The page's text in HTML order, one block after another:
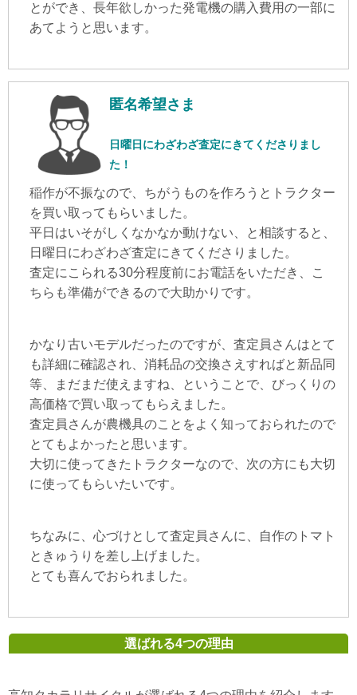
とができ、長年欲しかった発電機の購入費用の一部に
あてようと思います。
匿名希望さま
日曜日にわざわざ査定にきてくださりまし
た！
稲作が不振なので、ちがうものを作ろうとトラクター
を買い取ってもらいました。
平日はいそがしくなかなか動けない、と相談すると、
日曜日にわざわざ査定にきてくださりました。
査定にこられる30分程度前にお電話をいただき、こ
ちらも準備ができるので大助かりです。
かなり古いモデルだったのですが、査定員さんはとて
も詳細に確認され、消耗品の交換さえすればと新品同
等、まだまだ使えますね、ということで、びっくりの
高価格で買い取ってもらえました。
査定員さんが農機具のことをよく知っておられたので
とてもよかったと思います。
大切に使ってきたトラクターなので、次の方にも大切
に使ってもらいたいです。
ちなみに、心づけとして査定員さんに、自作のトマト
ときゅうりを差し上げました。
とても喜んでおられました。
選ばれる4つの理由